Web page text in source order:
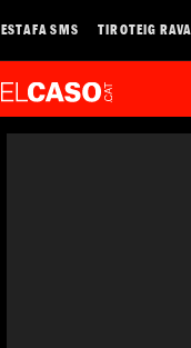
ESTAFA SMS TIROTEIG